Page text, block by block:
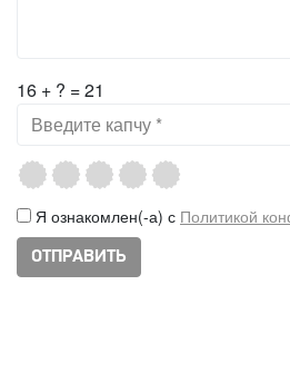
16 + ? = 21
Я ознакомлен(-а) с Политикой